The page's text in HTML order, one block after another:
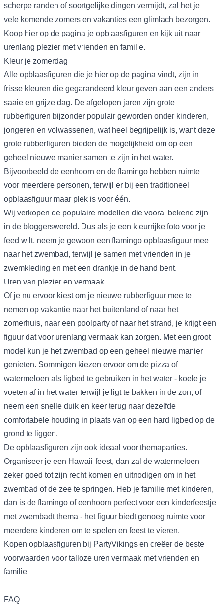
scherpe randen of soortgelijke dingen vermijdt, zal het je
vele komende zomers en vakanties een glimlach bezorgen.
Koop hier op de pagina je opblaasfiguren en kijk uit naar
urenlang plezier met vrienden en familie.
Kleur je zomerdag
Alle opblaasfiguren die je hier op de pagina vindt, zijn in
frisse kleuren die gegarandeerd kleur geven aan een anders
saaie en grijze dag. De afgelopen jaren zijn grote
rubberfiguren bijzonder populair geworden onder kinderen,
jongeren en volwassenen, wat heel begrijpelijk is, want deze
grote rubberfiguren bieden de mogelijkheid om op een
geheel nieuwe manier samen te zijn in het water.
Bijvoorbeeld de eenhoorn en de flamingo hebben ruimte
voor meerdere personen, terwijl er bij een traditioneel
opblaasfiguur maar plek is voor één.
Wij verkopen de populaire modellen die vooral bekend zijn
in de bloggerswereld. Dus als je een kleurrijke foto voor je
feed wilt, neem je gewoon een flamingo opblaasfiguur mee
naar het zwembad, terwijl je samen met vrienden in je
zwemkleding en met een drankje in de hand bent.
Uren van plezier en vermaak
Of je nu ervoor kiest om je nieuwe rubberfiguur mee te
nemen op vakantie naar het buitenland of naar het
zomerhuis, naar een poolparty of naar het strand, je krijgt een
figuur dat voor urenlang vermaak kan zorgen. Met een groot
model kun je het zwembad op een geheel nieuwe manier
genieten. Sommigen kiezen ervoor om de pizza of
watermeloen als ligbed te gebruiken in het water - koele je
voeten af in het water terwijl je ligt te bakken in de zon, of
neem een snelle duik en keer terug naar dezelfde
comfortabele houding in plaats van op een hard ligbed op de
grond te liggen.
De opblaasfiguren zijn ook ideaal voor themaparties.
Organiseer je een Hawaii-feest, dan zal de watermeloen
zeker goed tot zijn recht komen en uitnodigen om in het
zwembad of de zee te springen. Heb je familie met kinderen,
dan is de flamingo of eenhoorn perfect voor een kinderfeestje
met zwembadt thema - het figuur biedt genoeg ruimte voor
meerdere kinderen om te spelen en feest te vieren.
Kopen opblaasfiguren bij PartyVikings en creëer de beste
voorwaarden voor talloze uren vermaak met vrienden en
familie.
FAQ